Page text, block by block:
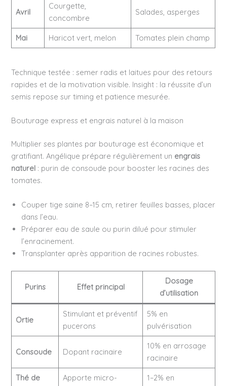
Avril
Courgette,
concombre
Salades, asperges
Mai Haricot vert, melon Tomates plein champ
Technique testée : semer radis et laitues pour des retours
rapides et de la motivation visible. Insight : la réussite d’un
semis repose sur timing et patience mesurée.
Bouturage express et engrais naturel à la maison
Multiplier ses plantes par bouturage est économique et
gratifiant. Angélique prépare régulièrement un engrais
naturel : purin de consoude pour booster les racines des
tomates.
Couper tige saine 8–15 cm, retirer feuilles basses, placer
dans l’eau.
Préparer eau de saule ou purin dilué pour stimuler
l’enracinement.
Transplanter après apparition de racines robustes.
Purins Effet principal
Dosage
d’utilisation
Ortie
Stimulant et préventif
pucerons
5% en
pulvérisation
Consoude Dopant racinaire
10% en arrosage
racinaire
Thé de
Apporte micro-
1–2% en